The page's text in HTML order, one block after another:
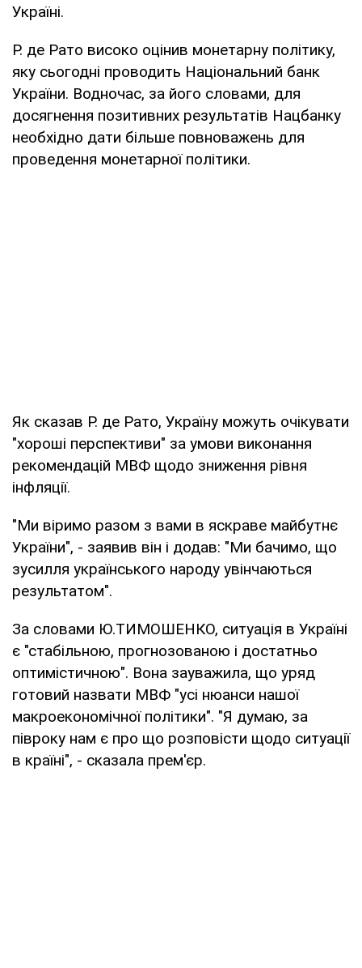
Україні.
Р. де Рато високо оцінив монетарну політику,
яку сьогодні проводить Національний банк
України. Водночас, за його словами, для
досягнення позитивних результатів Нацбанку
необхідно дати більше повноважень для
проведення монетарної політики.
Як сказав Р. де Рато, Україну можуть очікувати
"хороші перспективи" за умови виконання
рекомендацій МВФ щодо зниження рівня
інфляції.
"Ми віримо разом з вами в яскраве майбутнє
України", - заявив він і додав: "Ми бачимо, що
зусилля українського народу увінчаються
результатом".
За словами Ю.ТИМОШЕНКО, ситуація в Україні
є "стабільною, прогнозованою і достатньо
оптимістичною". Вона зауважила, що уряд
готовий назвати МВФ "усі нюанси нашої
макроекономічної політики". "Я думаю, за
півроку нам є про що розповісти щодо ситуації
в країні", - сказала прем'єр.